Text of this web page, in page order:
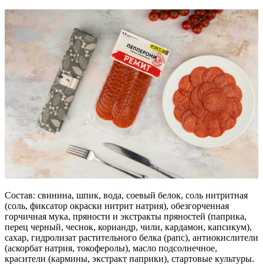
Состав: свинина, шпик, вода, соевый белок, соль нитритная
(соль, фиксатор окраски нитрит натрия), обезгорченная
горчичная мука, пряности и экстракты пряностей (паприка,
перец черный, чеснок, кориандр, чили, кардамон, капсикум),
сахар, гидролизат растительного белка (рапс), антиокислители
(аскорбат натрия, токоферолы), масло подсолнечное,
красители (кармины, экстракт паприки), стартовые культуры.